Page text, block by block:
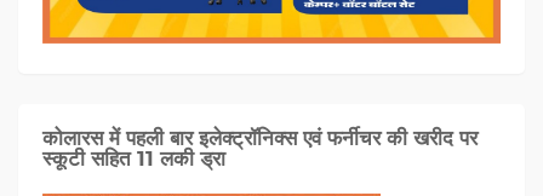
कोलारस में पहली बार इलेक्ट्रॉनिक्स एवं फर्नीचर की खरीद पर
स्कूटी सहित 11 लकी ड्रा